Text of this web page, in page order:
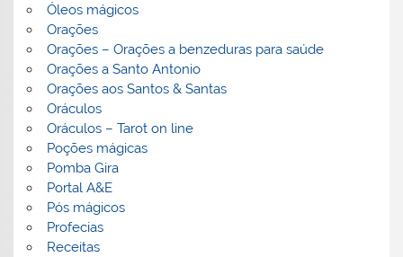
Óleos mágicos
Orações
Orações – Orações a benzeduras para saúde
Orações a Santo Antonio
Orações aos Santos & Santas
Oráculos
Oráculos – Tarot on line
Poções mágicas
Pomba Gira
Portal A&E
Pós mágicos
Profecias
Receitas